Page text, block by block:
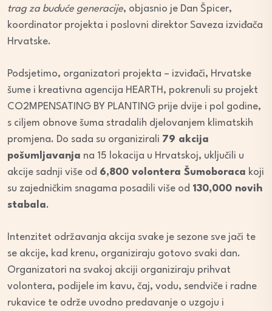
trag za buduće generacije, objasnio je Dan Špicer,
koordinator projekta i poslovni direktor Saveza izviđača
Hrvatske.
Podsjetimo, organizatori projekta – izviđači, Hrvatske
šume i kreativna agencija HEARTH, pokrenuli su projekt
CO2MPENSATING BY PLANTING prije dvije i pol godine,
s ciljem obnove šuma stradalih djelovanjem klimatskih
promjena. Do sada su organizirali 79 akcija
pošumljavanja na 15 lokacija u Hrvatskoj, uključili u
akcije sadnji više od 6,800 volontera Šumoboraca koji
su zajedničkim snagama posadili više od 130,000 novih
stabala.
Intenzitet održavanja akcija svake je sezone sve jači te
se akcije, kad krenu, organiziraju gotovo svaki dan.
Organizatori na svakoj akciji organiziraju prihvat
volontera, podijele im kavu, čaj, vodu, sendviče i radne
rukavice te održe uvodno predavanje o uzgoju i